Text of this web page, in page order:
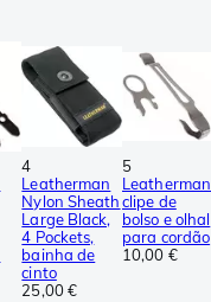
4
Leatherman
Nylon Sheath
Large Black,
4 Pockets,
bainha de
cinto
25,00 €
5
Leatherman
clipe de
bolso e olhal
para cordão
10,00 €